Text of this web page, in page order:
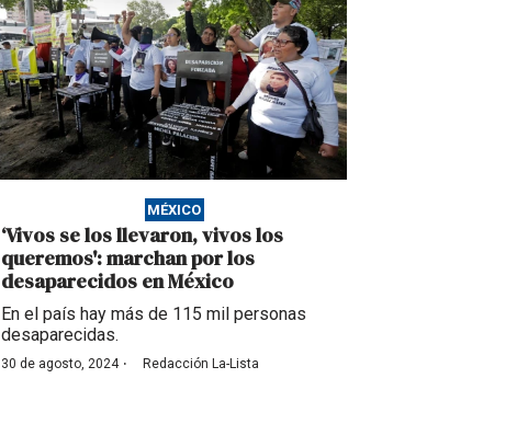
MÉXICO
‘Vivos se los llevaron, vivos los
queremos': marchan por los
desaparecidos en México
En el país hay más de 115 mil personas
desaparecidas.
30 de agosto, 2024· Redacción La-Lista